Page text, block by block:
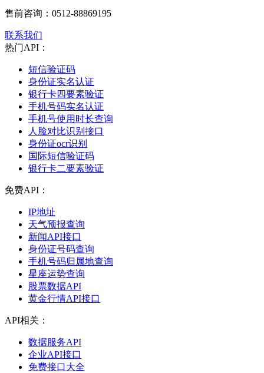
售前咨询： 0512-88869195
联系我们
热门API：
短信验证码
身份证实名认证
银行卡四要素验证
手机号码实名认证
手机号使用时长查询
人脸对比识别接口
身份证ocr识别
国际短信验证码
银行卡二要素验证
免费API：
IP地址
天气预报查询
新闻API接口
身份证号码查询
手机号码归属地查询
星座运势查询
股票数据API
黄金行情API接口
API相关：
数据服务API
企业API接口
免费接口大全